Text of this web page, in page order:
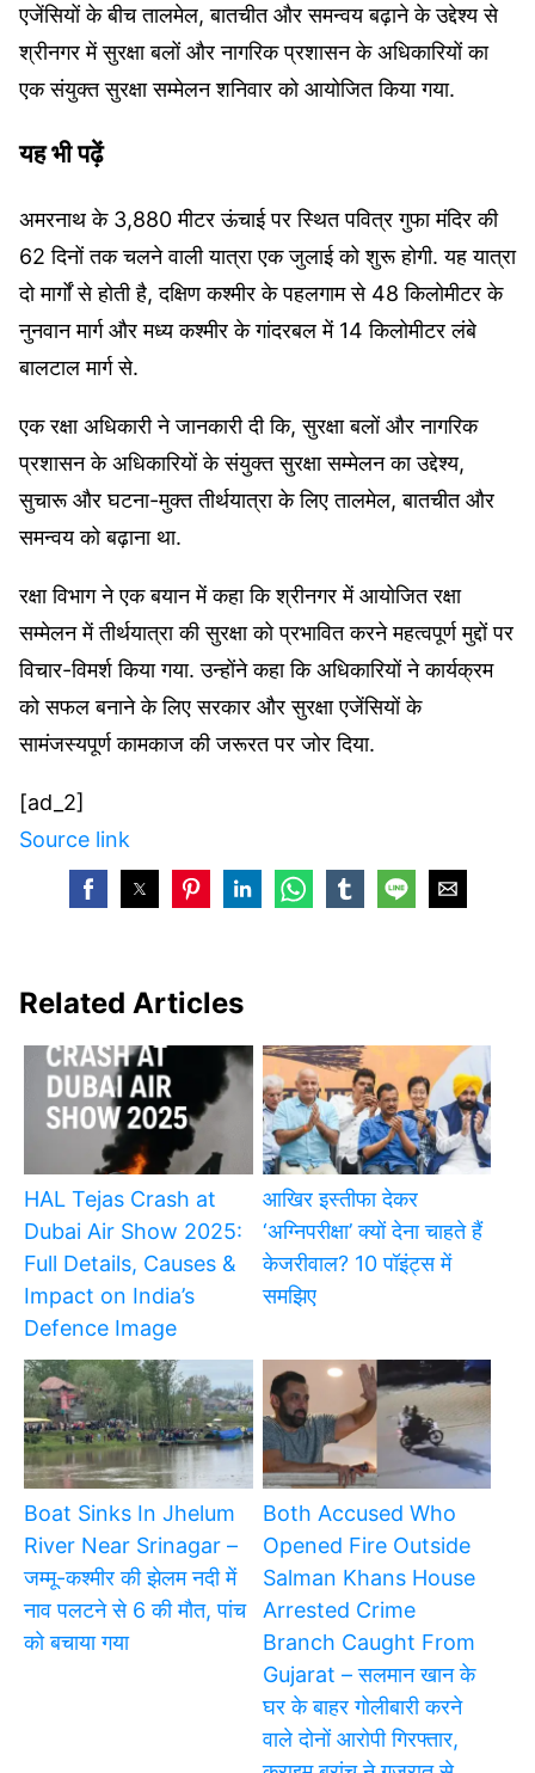
एजेंसियों के बीच तालमेल, बातचीत और समन्वय बढ़ाने के उद्देश्य से
श्रीनगर में सुरक्षा बलों और नागरिक प्रशासन के अधिकारियों का
एक संयुक्त सुरक्षा सम्मेलन शनिवार को आयोजित किया गया.
यह भी पढ़ें
अमरनाथ के 3,880 मीटर ऊंचाई पर स्थित पवित्र गुफा मंदिर की
62 दिनों तक चलने वाली यात्रा एक जुलाई को शुरू होगी. यह यात्रा
दो मार्गों से होती है, दक्षिण कश्मीर के पहलगाम से 48 किलोमीटर के
नुनवान मार्ग और मध्य कश्मीर के गांदरबल में 14 किलोमीटर लंबे
बालटाल मार्ग से.
एक रक्षा अधिकारी ने जानकारी दी कि, सुरक्षा बलों और नागरिक
प्रशासन के अधिकारियों के संयुक्त सुरक्षा सम्मेलन का उद्देश्य,
सुचारू और घटना-मुक्त तीर्थयात्रा के लिए तालमेल, बातचीत और
समन्वय को बढ़ाना था.
रक्षा विभाग ने एक बयान में कहा कि श्रीनगर में आयोजित रक्षा
सम्मेलन में तीर्थयात्रा की सुरक्षा को प्रभावित करने महत्वपूर्ण मुद्दों पर
विचार-विमर्श किया गया. उन्होंने कहा कि अधिकारियों ने कार्यक्रम
को सफल बनाने के लिए सरकार और सुरक्षा एजेंसियों के
सामंजस्यपूर्ण कामकाज की जरूरत पर जोर दिया.
[ad_2]
Source link
Related Articles
HAL Tejas Crash at
Dubai Air Show 2025:
Full Details, Causes &
Impact on India’s
Defence Image
आखिर इस्तीफा देकर
‘अग्निपरीक्षा’ क्यों देना चाहते हैं
केजरीवाल? 10 पॉइंट्स में
समझिए
Boat Sinks In Jhelum
River Near Srinagar –
जम्मू-कश्मीर की झेलम नदी में
नाव पलटने से 6 की मौत, पांच
को बचाया गया
Both Accused Who
Opened Fire Outside
Salman Khans House
Arrested Crime
Branch Caught From
Gujarat – सलमान खान के
घर के बाहर गोलीबारी करने
वाले दोनों आरोपी गिरफ्तार,